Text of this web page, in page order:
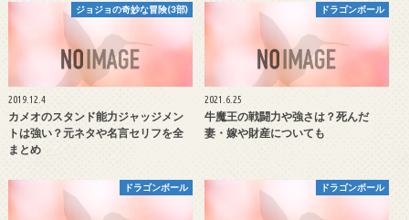
ジョジョの奇妙な冒険(3部)
2019.12.4
カメオのスタンド能力ジャッジメン
トは強い？元ネタや名言セリフを全
まとめ
ドラゴンボール
2021.6.25
牛魔王の戦闘力や強さは？死んだ
妻・嫁や財産についても
ドラゴンボール ドラゴンボール